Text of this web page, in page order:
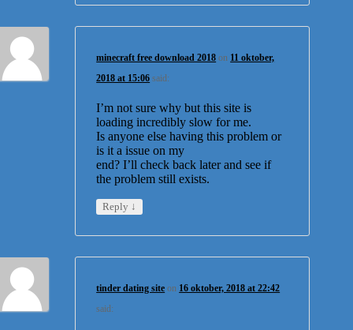
minecraft free download 2018 on 11 oktober,
2018 at 15:06 said:
I’m not sure why but this site is
loading incredibly slow for me.
Is anyone else having this problem or
is it a issue on my
end? I’ll check back later and see if
the problem still exists.
Reply ↓
tinder dating site on 16 oktober, 2018 at 22:42
said: